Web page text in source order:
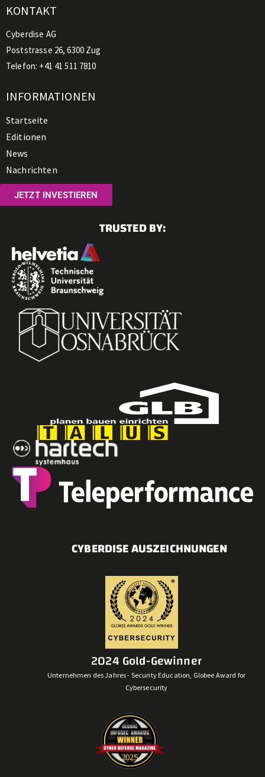
KONTAKT
Cyberdise AG
Poststrasse 26, 6300 Zug
Telefon: +41 41 511 7810
INFORMATIONEN
Startseite
Editionen
News
Nachrichten
JETZT INVESTIEREN
TRUSTED BY:
CYBERDISE AUSZEICHNUNGEN
2024 Gold-Gewinner
Unternehmen des Jahres - Security Education, Globee Award for
Cybersecurity